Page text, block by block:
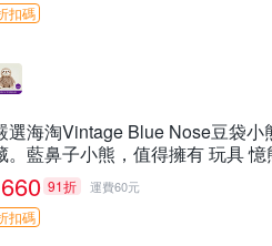
扣碼
選海淘Vintage Blue Nose豆袋
。藍鼻子小熊，值得擁有 玩具 憶
660 91折 運費60元
扣碼